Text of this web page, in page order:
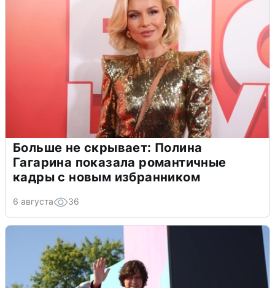
Больше не скрывает: Полина
Гагарина показала романтичные
кадры с новым избранником
6 августа 36